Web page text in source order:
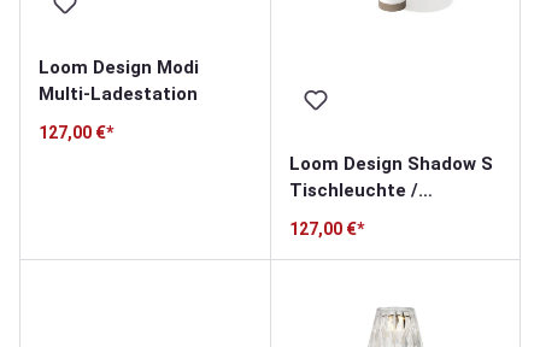
Loom Design Modi
Multi-Ladestation
127,00 €*
Loom Design Shadow S
Tischleuchte /
Akkuleuchte
127,00 €*